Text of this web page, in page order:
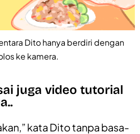
Dito hanya berdiri dengan
ke kamera.
juga video tutorial
kata Dito tanpa basa-